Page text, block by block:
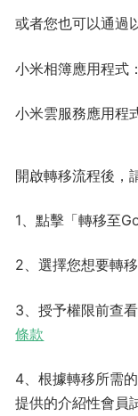
或者您也可以通過
小米相簿應用程式
小米雲服務應用程
開啟轉移流程後，
1、點擊「轉移至
2、選擇您想要轉
3、授予權限前查看
條款
4、根據轉移所需
提供的介紹性會員